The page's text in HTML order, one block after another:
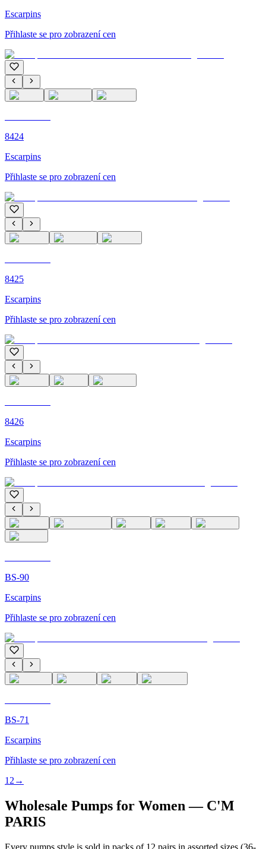
Escarpins
Přihlaste se pro zobrazení cen
8424
Escarpins
Přihlaste se pro zobrazení cen
8425
Escarpins
Přihlaste se pro zobrazení cen
8426
Escarpins
Přihlaste se pro zobrazení cen
BS-90
Escarpins
Přihlaste se pro zobrazení cen
BS-71
Escarpins
Přihlaste se pro zobrazení cen
1 2 →
Wholesale Pumps for Women — C'M
PARIS
Every pumps style is sold in packs of 12 pairs in assorted sizes (36-